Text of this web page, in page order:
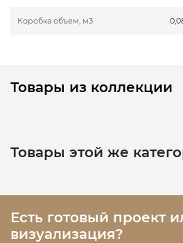
Коробка объем, м3
Товары из коллекции
Товары этой же
Есть готовый проект
визуализация?